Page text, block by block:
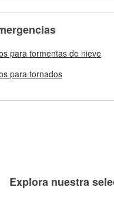
para tormentas de nieve
para tornados
Explora nuestra